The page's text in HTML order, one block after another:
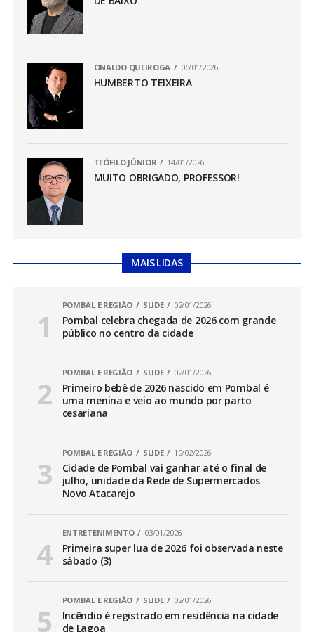
ONALDO QUEIROGA 06/01/2026
HUMBERTO TEIXEIRA
TEÓFILO JÚNIOR 14/01/2026
MUITO OBRIGADO, PROFESSOR!
MAIS LIDAS
POMBAL E REGIÃO SLIDE 02/01/2026
Pombal celebra chegada de 2026 com grande
público no centro da cidade
POMBAL E REGIÃO SLIDE 02/01/2026
Primeiro bebê de 2026 nascido em Pombal é
uma menina e veio ao mundo por parto
cesariana
POMBAL E REGIÃO SLIDE 10/02/2026
Cidade de Pombal vai ganhar até o final de
julho, unidade da Rede de Supermercados
Novo Atacarejo
ENTRETENIMENTO 03/01/2026
Primeira super lua de 2026 foi observada neste
sábado (3)
POMBAL E REGIÃO SLIDE 02/01/2026
Incêndio é registrado em residência na cidade
de Lagoa